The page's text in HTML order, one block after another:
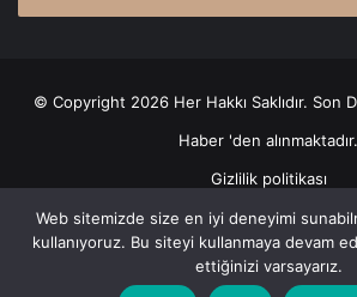
© Copyright 2026 Her Hakkı Saklıdır. Son
Haber 'den alınmaktadır.
Gizlilik politikası
Facebook
X
Web sitemizde size en iyi deneyimi
kullanıyoruz. Bu siteyi kullanmaya devam
ettiğinizi varsayarız.